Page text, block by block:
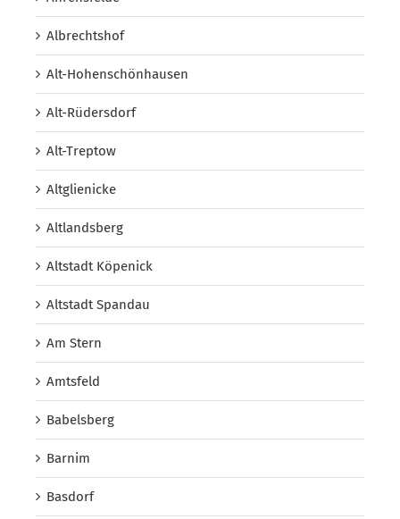
Albrechtshof
Alt-Hohenschönhausen
Alt-Rüdersdorf
Alt-Treptow
Altglienicke
Altlandsberg
Altstadt Köpenick
Altstadt Spandau
Am Stern
Amtsfeld
Babelsberg
Barnim
Basdorf